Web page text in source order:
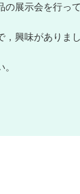
の展示会を行って
， 興味があ り ま し
。